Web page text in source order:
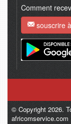
Comment
souscrire
© Copyright 2026.
africomservice.com